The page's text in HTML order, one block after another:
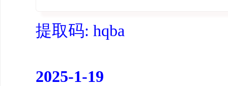
提取码: hqba
2025-1-19